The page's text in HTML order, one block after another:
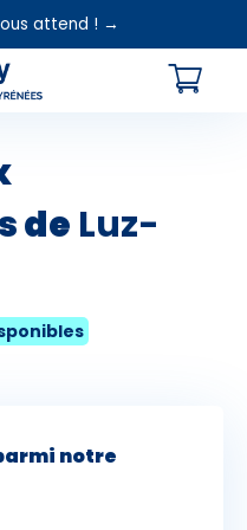
attend ! →
de Luz-
notre